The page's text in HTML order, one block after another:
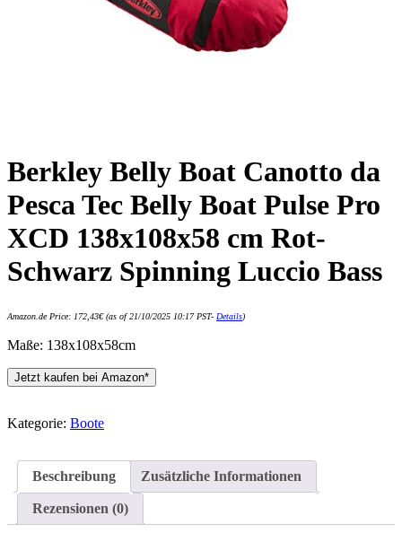
Berkley Belly Boat Canotto da
Pesca Tec Belly Boat Pulse Pro
XCD 138x108x58 cm Rot-
Schwarz Spinning Luccio Bass
Amazon.de Price: 172,43€(as of 21/10/2025 10:17 PST- Details)
Maße: 138x108x58cm
Jetzt kaufen bei Amazon*
Kategorie: Boote
Beschreibung Zusätzliche Informationen
Rezensionen (0)